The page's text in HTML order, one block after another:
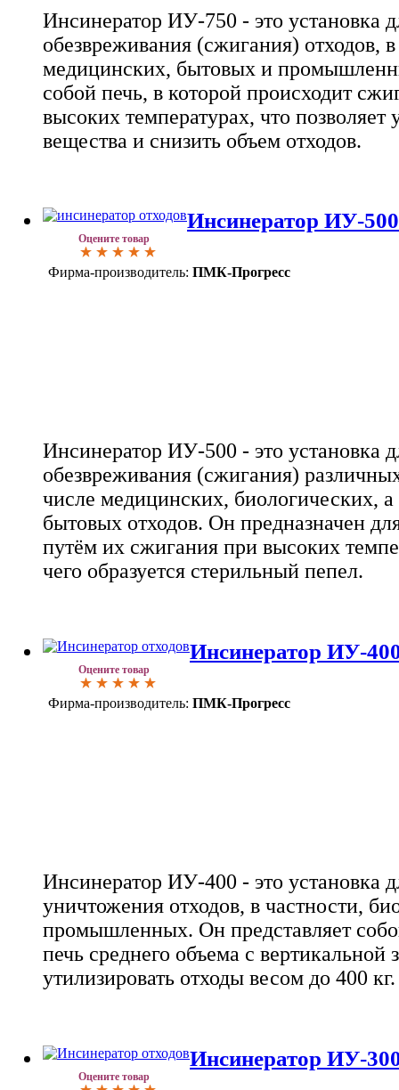
Инсинератор ИУ-750 - это установка
обезвреживания (сжигания) отходов,
медицинских, бытовых и
собой печь, в которой происходит
высоких температурах, что
вещества и снизить объем отходов.
Оцените товар
Инсинератор ИУ-500
Фирма-производитель: ПМК-Прогресс
Инсинератор ИУ-500 - это установка
обезвреживания (сжигания)
числе медицинских, биологических,
бытовых отходов. Он предназначен
путём их сжигания при высоких
чего образуется стерильный пепел.
Оцените товар
Инсинератор ИУ-
Фирма-производитель: ПМК-Прогресс
Инсинератор ИУ-400 - это установка
уничтожения отходов, в частности,
промышленных. Он представляет
печь среднего объема с вертикальной
утилизировать отходы весом до 400 кг.
Оцените товар
Инсинератор ИУ-